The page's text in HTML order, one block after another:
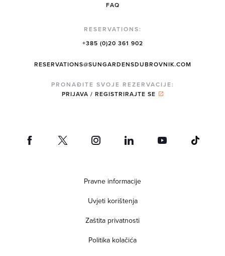
FAQ
RESERVATIONS:
+385 (0)20 361 902
RESERVATIONS@SUNGARDENSDUBROVNIK.COM
PRONAĐITE SVOJE REZERVACIJE:
PRIJAVA / REGISTRIRAJTE SE
Pravne informacije
Uvjeti korištenja
Zaštita privatnosti
Politika kolačića